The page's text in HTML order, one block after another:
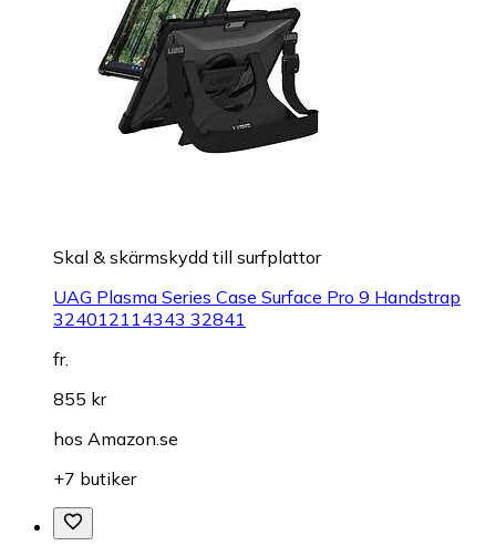
Skal & skärmskydd till surfplattor
UAG Plasma Series Case Surface Pro 9 Handstrap
324012114343 32841
fr.
855 kr
hos Amazon.se
+7 butiker